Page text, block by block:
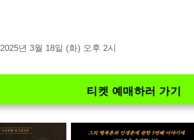
2025년 3월 18일 (화) 오후 2시
티켓 예매하러 가기